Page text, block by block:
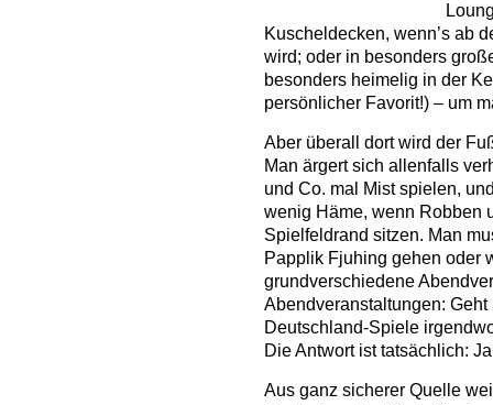
Kuscheldecken, wenn’s ab
wird; oder in besonders
besonders heimelig in der
persönlicher Favorit!) – um
Aber überall dort wird der
Man ärgert sich allenfalls
und Co. mal Mist spielen,
wenig Häme, wenn Robben
Spielfeldrand sitzen. Man
Papplik Fjuhing gehen oder
grundverschiedene
Abendveranstaltungen:
Deutschland-Spiele
Die Antwort ist tatsächlich:
Aus ganz sicherer Quelle